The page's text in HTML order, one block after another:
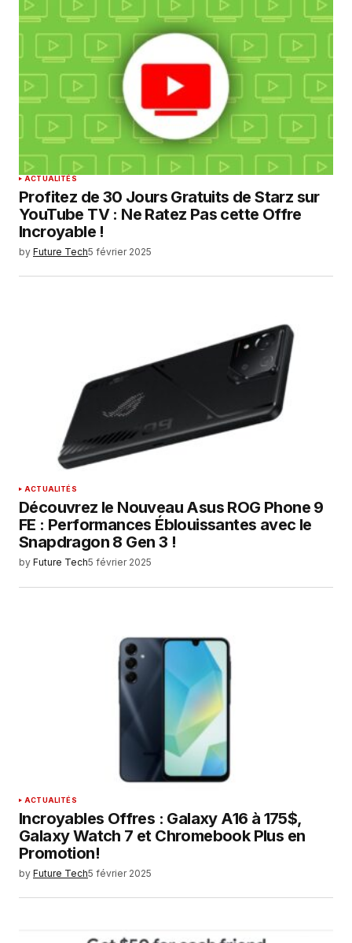
ACTUALITÉS
Profitez de 30 Jours Gratuits de Starz sur
YouTube TV : Ne Ratez Pas cette Offre
Incroyable !
by Future Tech5 février 2025
ACTUALITÉS
Découvrez le Nouveau Asus ROG Phone 9
FE : Performances Éblouissantes avec le
Snapdragon 8 Gen 3 !
by Future Tech5 février 2025
ACTUALITÉS
Incroyables Offres : Galaxy A16 à 175$,
Galaxy Watch 7 et Chromebook Plus en
Promotion!
by Future Tech5 février 2025